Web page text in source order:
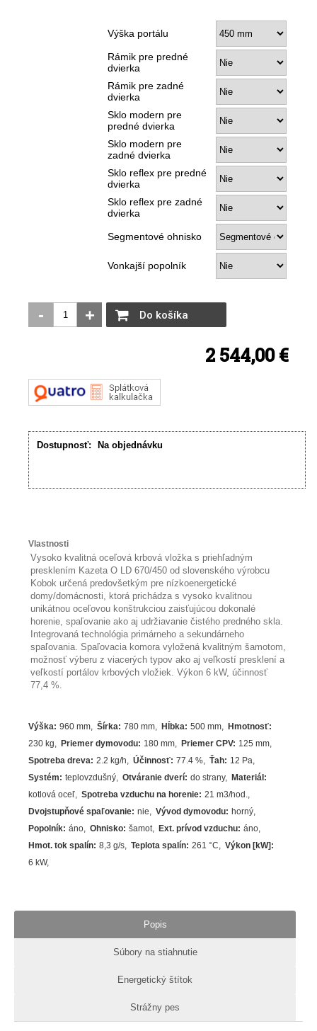
Výška portálu
Rámik pre predné
dvierka
Rámik pre zadné
dvierka
Sklo modern pre
predné dvierka
Sklo modern pre
zadné dvierka
Sklo reflex pre predné
dvierka
Sklo reflex pre zadné
dvierka
Segmentové ohnisko
Vonkajší popolník
- + Do košíka
2 544,00 €
Dostupnosť: Na objednávku
Vlastnosti
Vysoko kvalitná oceľová krbová vložka s priehľadným
presklením Kazeta O LD 670/450 od slovenského výrobcu
Kobok určená predovšetkým pre nízkoenergetické
domy/domácnosti, ktorá prichádza s vysoko kvalitnou
unikátnou oceľovou konštrukciou zaisťujúcou dokonalé
horenie, spaľovanie ako aj udržiavanie čistého predného skla.
Integrovaná technológia primárneho a sekundárneho
spaľovania. Spaľovacia komora vyložená kvalitným šamotom,
možnosť výberu z viacerých typov ako aj veľkostí presklení a
veľkostí portálov krbových vložiek. Výkon 6 kW, účinnosť
77,4 %.
Výška: 960 mm Šírka: 780 mm Hĺbka: 500 mm Hmotnosť:
230 kg
Priemer dymovodu: 180 mm Priemer CPV: 125 mm
Spotreba dreva: 2.2 kg/h Účinnosť: 77.4% Ťah: 12 Pa
Systém: teplovzdušný Otváranie dverí: do strany Materiál :
kotlová oceľ
Spotreba vzduchu na horenie: 21 m3/hod.
Dvojstupňové spaľovanie: nie Vývod dymovodu: horný
Popolník: áno Ohnisko: šamot Ext. prívod vzduchu: áno
Hmot. tok spalín: 8,3 g/s Teplota spalín: 261°C Výkon [kW] :
6 kW
Popis
Súbory na stiahnutie
Energetický štítok
Strážny pes